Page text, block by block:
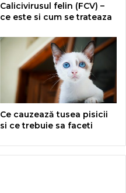
Calicivirusul felin (FCV) –
ce este si cum se trateaza
Ce cauzează tusea pisicii
si ce trebuie sa faceti